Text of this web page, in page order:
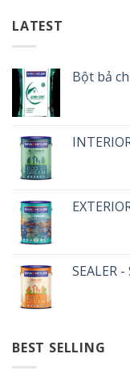
LATEST
Bột bả
SEALER
BEST SELLING